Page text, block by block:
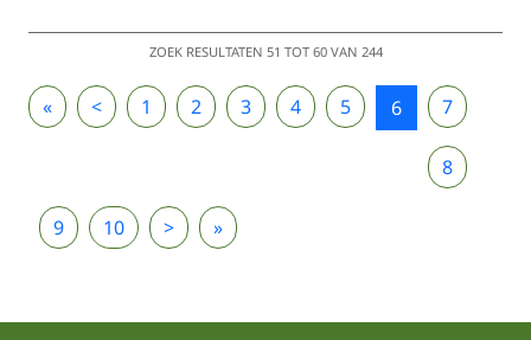
ZOEK RESULTATEN 51 TOT 60 VAN 244
« < 1 2 3 4 5 6 7
8
9 10 > »